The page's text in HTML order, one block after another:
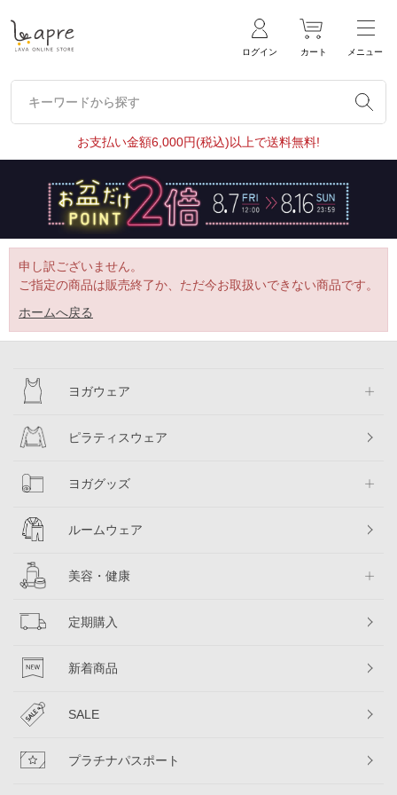
ログイン カート メニュー
キーワードから探す
キーワードから探す
お支払い金額6,000円(税込)以上で送料無料!
申し訳ございません。
ご指定の商品は販売終了か、ただ今お取扱いできない商品です。
ホームへ戻る
ヨガウェア
ピラティスウェア
ヨガグッズ
ルームウェア
美容・健康
定期購入
新着商品
SALE
プラチナパスポート